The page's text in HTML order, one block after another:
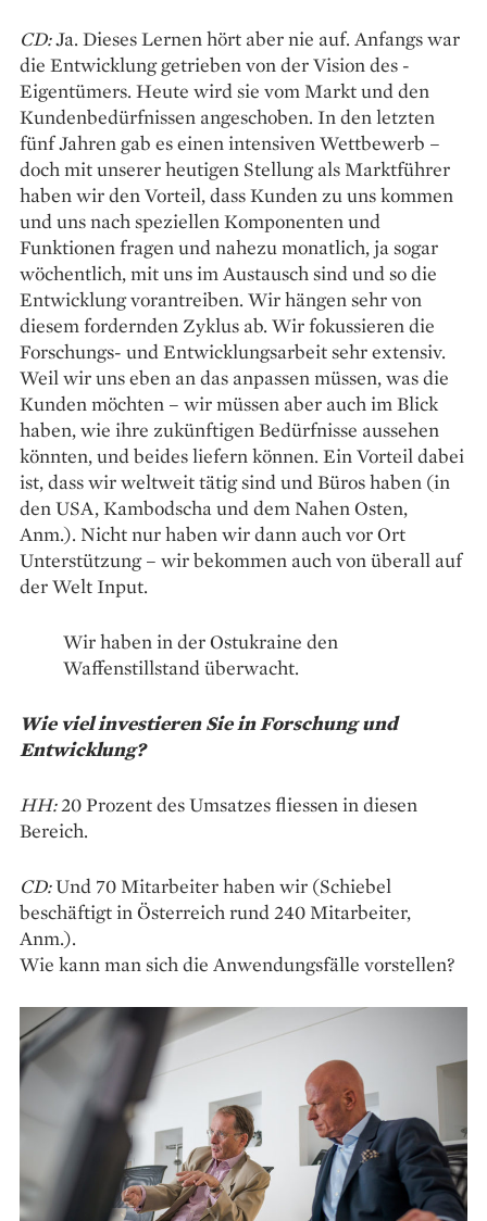
CD:Ja. Dieses Lernen hört aber nie auf. Anfangs war
die Entwicklung getrieben von der Vision des ­
Eigentümers. Heute wird sie vom Markt und den
Kundenbedürfnissen angeschoben. In den letzten
fünf Jahren gab es einen intensiven Wettbewerb –
doch mit unserer heutigen Stellung als Marktführer
haben wir den Vorteil, dass Kunden zu uns kommen
und uns nach speziellen Komponenten und
Funktionen fragen und nahezu monatlich, ja sogar
wöchentlich, mit uns im Austausch sind und so die
Entwicklung vorantreiben. Wir hängen sehr von
diesem fordernden Zyklus ab. Wir fokussieren die
Forschungs- und Entwicklungsarbeit sehr extensiv.
Weil wir uns eben an das anpassen müssen, was die
Kunden möchten – wir müssen aber auch im Blick
haben, wie ihre zukünftigen Bedürfnisse aussehen
könnten, und beides liefern können. Ein Vorteil dabei
ist, dass wir weltweit tätig sind und Büros haben (in
den USA, Kambodscha und dem Nahen Osten,
Anm.). Nicht nur haben wir dann auch vor Ort
Unterstützung – wir bekommen auch von überall auf
der Welt Input.
Wir haben in der Ostukraine den
Waffenstillstand überwacht.
Wie viel investieren Sie in Forschung und
Entwicklung?
HH:20 Prozent des Umsatzes fliessen in diesen
Bereich.
CD:Und 70 Mitarbeiter haben wir (Schiebel
beschäftigt in Österreich rund 240 Mitarbeiter,
Anm.).
Wie kann man sich die Anwendungsfälle vorstellen?